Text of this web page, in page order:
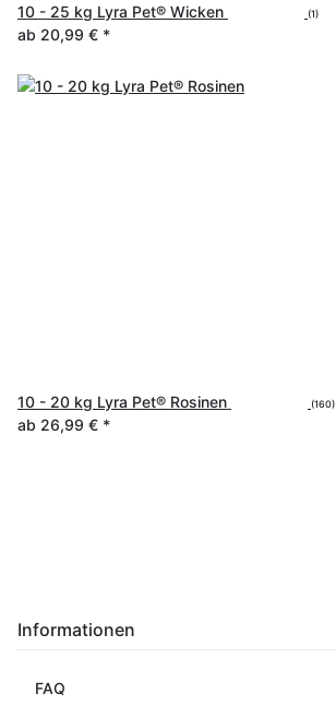
10 - 25 kg Lyra Pet® Wicken (1)
ab 20,99 € *
10 - 20 kg Lyra Pet® Rosinen (160)
ab 26,99 € *
Informationen
FAQ